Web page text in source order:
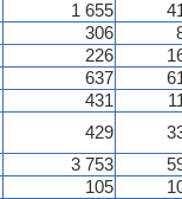
1 655
306
226
637
431
429
3 753
105